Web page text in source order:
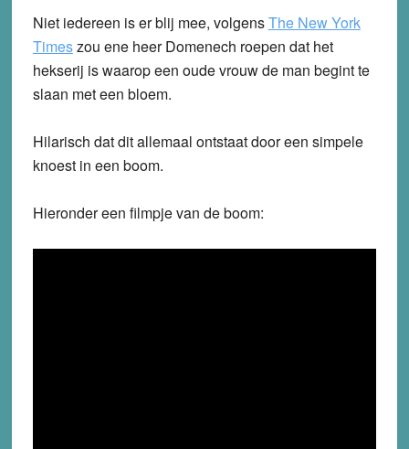
Niet iedereen is er blij mee, volgensThe New York
Timeszou ene heer Domenech roepen dat het
hekserij is waarop een oude vrouw de man begint te
slaan met een bloem.
Hilarisch dat dit allemaal ontstaat door een simpele
knoest in een boom.
Hieronder een filmpje van de boom: